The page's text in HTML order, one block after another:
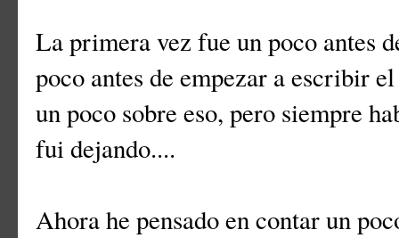
La primera vez fue un poco antes
poco antes de empezar a escribir
un poco sobre eso, pero siempre
fui dejando....
Ahora he pensado en contar un